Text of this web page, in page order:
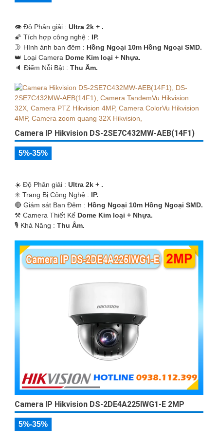
👁 Độ Phân giải : Ultra 2k + .
🌠 Tích hợp công nghệ : IP.
🌛 Hình ảnh ban đêm : Hồng Ngoại 10m Hồng Ngoại SMD.
👑 Loại Camera Dome Kim loại + Nhựa.
️🔈 Điểm Nỗi Bật : Thu Âm.
Camera IP Hikvision DS-2SE7C432MW-AEB(14F1)
5%-35%
☀️ Độ Phân giải : Ultra 2k + .
✳️ Trang Bị Công Nghệ : IP.
🔴 Giám sát Ban Đêm : Hồng Ngoại 10m Hồng Ngoại SMD.
⚒ Camera Thiết Kế Dome Kim loại + Nhựa.
️🎙 Khả Năng : Thu Âm.
Camera IP Hikvision DS-2DE4A225IWG1-E 2MP
5%-35%